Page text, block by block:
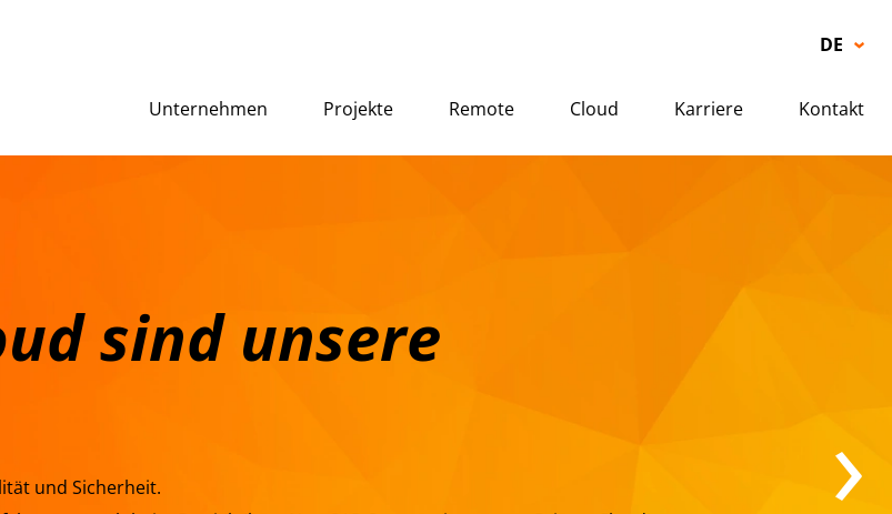
Unternehmen Projekte Remote Cloud Karriere Kontakt
DE
sind unsere
und Sicherheit.